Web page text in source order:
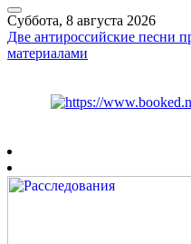
Суббота, 8 августа 2026
Две антироссийские песни
материалами